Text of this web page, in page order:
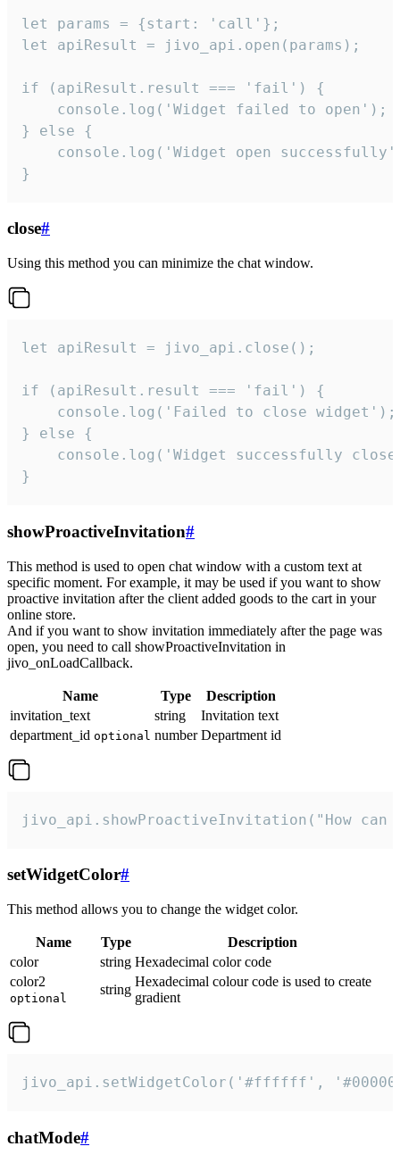
let params = {start: 'call'};
let apiResult = jivo_api.open(params);
if (apiResult.result === 'fail') {
    console.log('Widget failed to open');
} else {
console.log('Widget open
}
close#
Using this method you can minimize the chat window.
let apiResult = jivo_api.close();
if (apiResult.result === 'fail') {
    console.log('Failed to close widget');
} else {
console.log('Widget successfully
}
showProactiveInvitation#
This method is used to open chat window with a custom text at
specific moment. For example, it may be used if you want to show
proactive invitation after the client added goods to the cart in your
online store.
And if you want to show invitation immediately after the page was
open, you need to call showProactiveInvitation in
jivo_onLoadCallback.
Name Type
Description
invitation_text
string
Invitation text
department_id optional number Department id
jivo_api.showProactiveInvitation("How
setWidgetColor#
This method allows you to change the widget color.
Name Type
Description
color
string Hexadecimal color code
color2
optional
string
Hexadecimal colour code is used to create
gradient
jivo_api.setWidgetColor('#ffffff',
chatMode#